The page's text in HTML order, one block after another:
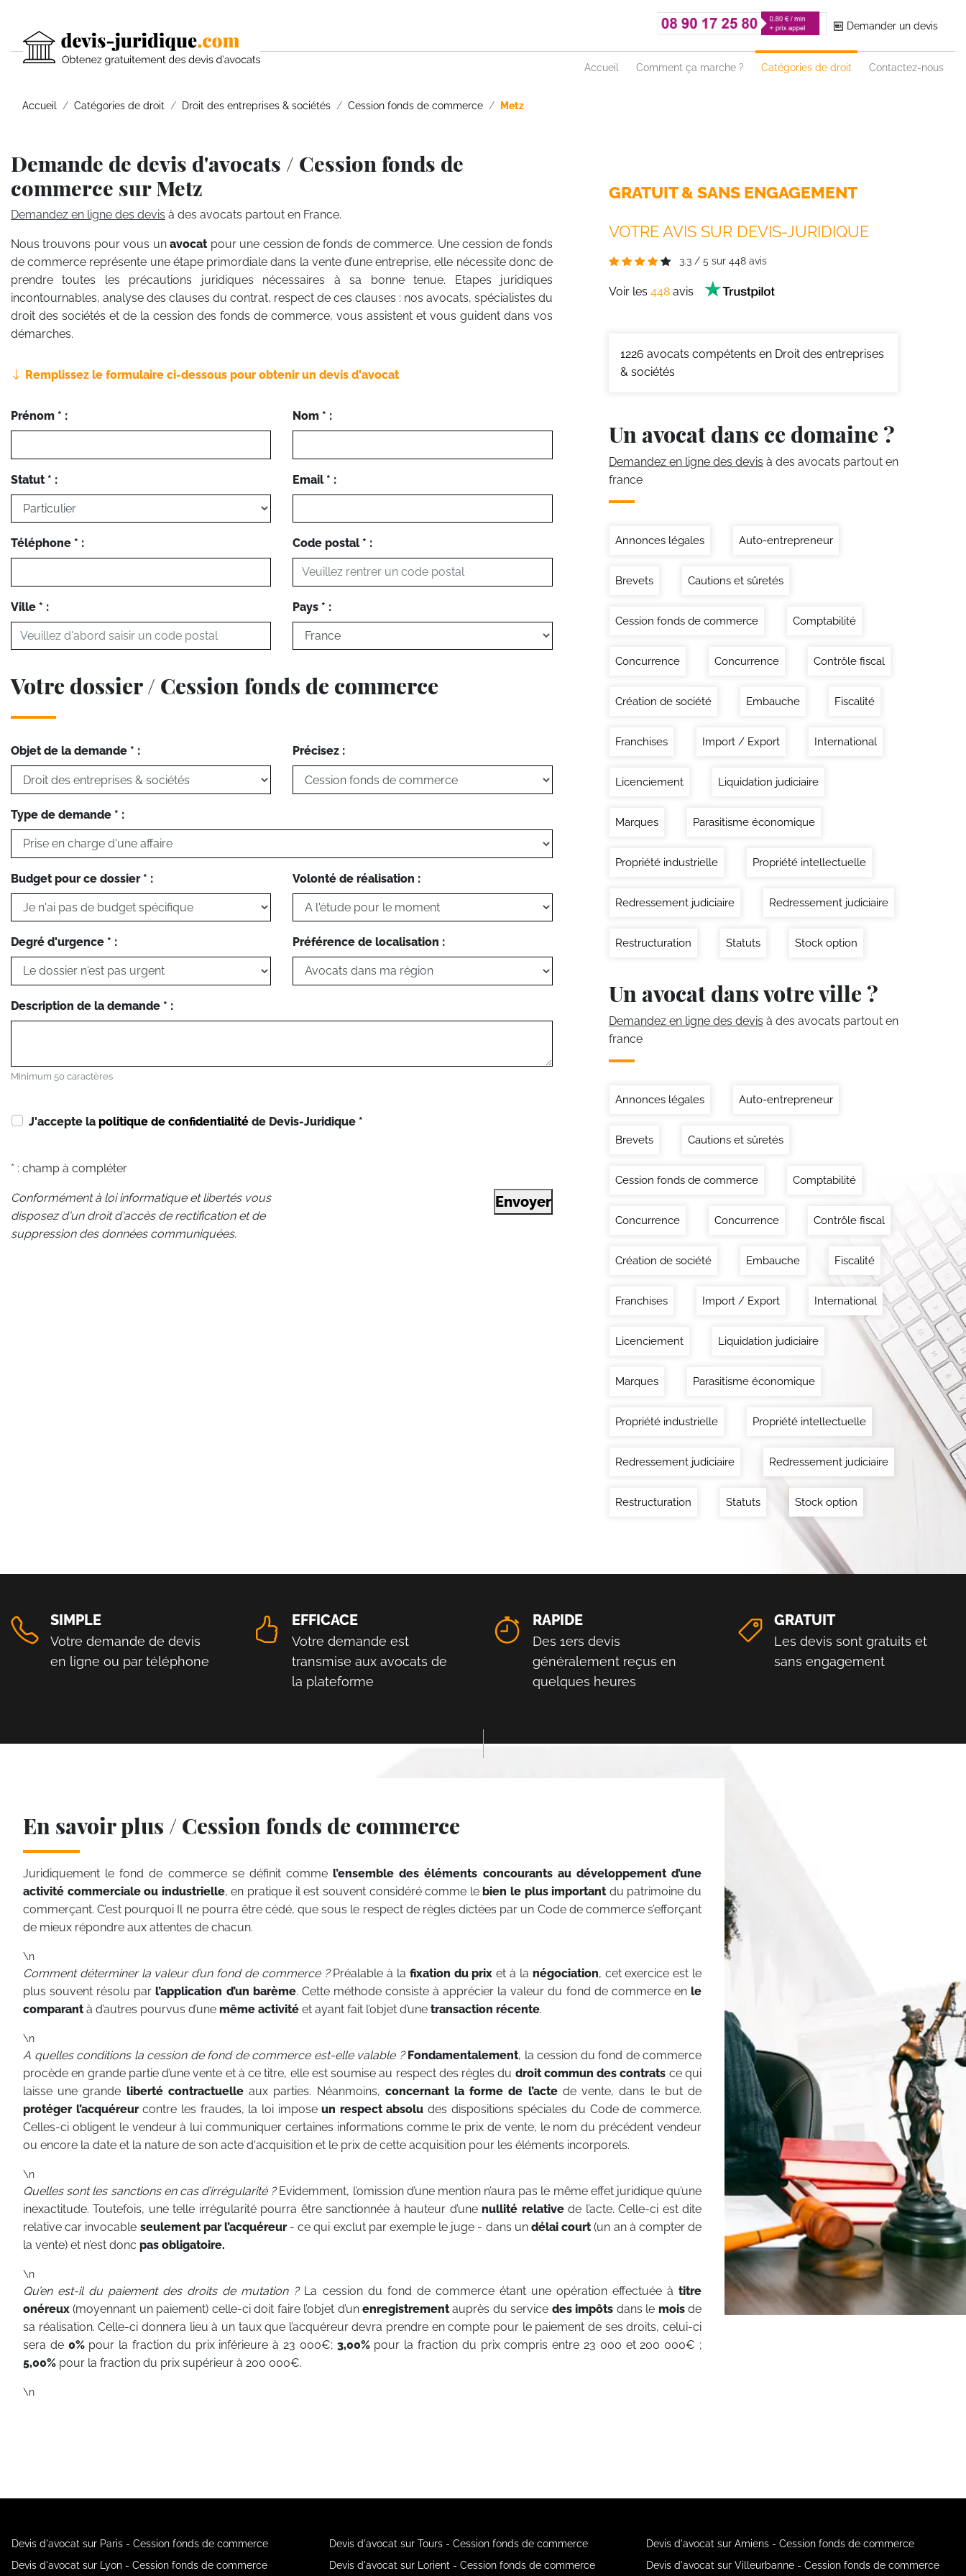
Demander un devis
Accueil Comment ça marche ? Catégories de droit Contactez-nous
Accueil Catégories de droit Droit des entreprises & sociétés Cession fonds de commerce Metz
Demande de devis d'avocats / Cession fonds de
commerce sur Metz
Demandez en ligne des devis à des avocats partout en France.
Nous trouvons pour vous unavocat pour une cession de fonds de commerce. Une cession de fonds
de commerce représente une étape primordiale dans la vente d’une entreprise, elle nécessite donc de
prendre toutes les précautions juridiques nécessaires à sa bonne tenue. Etapes juridiques
incontournables, analyse des clauses du contrat, respect de ces clauses : nos avocats, spécialistes du
droit des sociétés et de la cession des fonds de commerce, vous assistent et vous guident dans vos
démarches.
Remplissez le formulaire ci-dessous pour obtenir un devis d'avocat
Prénom * : Nom * :
Statut * : Email * :
Téléphone * : Code postal * :
Ville * : Pays * :
Votre dossier / Cession fonds de commerce
Objet de la demande * : Précisez :
Type de demande * :
Budget pour ce dossier * : Volonté de réalisation :
Degré d'urgence * : Préférence de localisation :
Description de la demande * :
Minimum 50 caractères
J'accepte la politique de confidentialité de Devis-Juridique *
* : champ à compléter
Conformément à loi informatique et libertés vous
disposez d'un droit d'accès de rectification et de
suppression des données communiquées.
Envoyer
GRATUIT & SANS ENGAGEMENT
VOTRE AVIS SUR DEVIS-JURIDIQUE
3.3 / 5 sur 448 avis
Voir les 448 avis
1226 avocats compétents en Droit des entreprises
& sociétés
Un avocat dans ce domaine ?
Demandez en ligne des devis à des avocats partout en
france
Annonces légales Auto-entrepreneur
Brevets Cautions et sûretés
Cession fonds de commerce Comptabilité
Concurrence Concurrence Contrôle fiscal
Création de société Embauche Fiscalité
Franchises Import / Export International
Licenciement Liquidation judiciaire
Marques Parasitisme économique
Propriété industrielle Propriété intellectuelle
Redressement judiciaire Redressement judiciaire
Restructuration Statuts Stock option
Un avocat dans votre ville ?
Demandez en ligne des devis à des avocats partout en
france
Annonces légales Auto-entrepreneur
Brevets Cautions et sûretés
Cession fonds de commerce Comptabilité
Concurrence Concurrence Contrôle fiscal
Création de société Embauche Fiscalité
Franchises Import / Export International
Licenciement Liquidation judiciaire
Marques Parasitisme économique
Propriété industrielle Propriété intellectuelle
Redressement judiciaire Redressement judiciaire
Restructuration Statuts Stock option
SIMPLE
Votre demande de devis
en ligne ou par téléphone
EFFICACE
Votre demande est
transmise aux avocats de
la plateforme
RAPIDE
Des 1ers devis
généralement reçus en
quelques heures
GRATUIT
Les devis sont gratuits et
sans engagement
En savoir plus / Cession fonds de commerce
Juridiquement le fond de commerce se définit commel’ensemble des éléments concourants au développement d’une
activité commerciale ou industrielle, en pratique il est souvent considéré comme lebien le plus importantdu patrimoine du
commerçant. C’est pourquoi Il ne pourra être cédé, que sous le respect de règles dictées par un Code de commerce s’efforçant
de mieux répondre aux attentes de chacun.
\n
Comment déterminer la valeur d’un fond de commerce ?Préalable à la fixation du prix et à la négociation, cet exercice est le
plus souvent résolu parl’application d’un barème. Cette méthode consiste à apprécier la valeur du fond de commerce enle
comparantà d’autres pourvus d’une même activité et ayant fait l’objet d’une transaction récente.
\n
A quelles conditions la cession de fond de commerce est-elle valable ? Fondamentalement, la cession du fond de commerce
procède en grande partie d’une vente et à ce titre, elle est soumise au respect des règles du droit commun des contrats ce qui
laisse une grande liberté contractuelleaux parties. Néanmoins, concernant la forme de l’actede vente, dans le but de
protéger l’acquéreurcontre les fraudes, la loi imposeun respect absolu des dispositions spéciales du Code de commerce.
Celles-ci obligent le vendeur à lui communiquer certaines informations comme le prix de vente, le nom du précédent vendeur
ou encore la date et la nature de son acte d'acquisition et le prix de cette acquisition pour les éléments incorporels.
\n
Quelles sont les sanctions en cas d’irrégularité ?Evidemment, l’omission d’une mention n’aura pas le même effet juridique qu’une
inexactitude. Toutefois, une telle irrégularité pourra être sanctionnée à hauteur d’unenullité relativede l’acte. Celle-ci est dite
relative car invocable seulement par l’acquéreur - ce qui exclut par exemple le juge - dans un délai court(un an à compter de
la vente) et n’est donc pas obligatoire.
\n
Qu’en est-il du paiement des droits de mutation ?La cession du fond de commerce étant une opération effectuée àtitre
onéreux (moyennant un paiement) celle-ci doit faire l’objet d’un enregistrementauprès du service des impôts dans le moisde
sa réalisation. Celle-ci donnera lieu à un taux que l’acquéreur devra prendre en compte pour le paiement de ses droits, celui-ci
sera de 0%pour la fraction du prix inférieure à 23 000€; 3,00%pour la fraction du prix compris entre 23 000 et 200 000€ ;
5,00% pour la fraction du prix supérieur à 200 000€.
\n
Devis d'avocat sur Paris - Cession fonds de commerce
Devis d'avocat sur Lyon - Cession fonds de commerce
Devis d'avocat sur Tours - Cession fonds de commerce
Devis d'avocat sur Lorient - Cession fonds de commerce
Devis d'avocat sur Amiens - Cession fonds de commerce
Devis d'avocat sur Villeurbanne - Cession fonds de commerce